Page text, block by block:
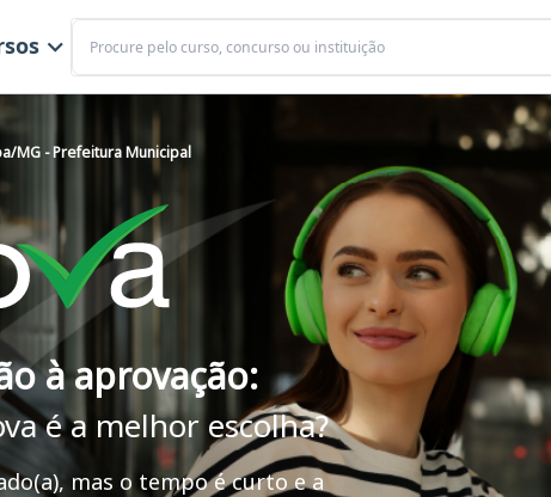
Buscar
MG - Prefeitura Municipal
à aprovação:
é a melhor escolha?
mas o tempo é curto e a